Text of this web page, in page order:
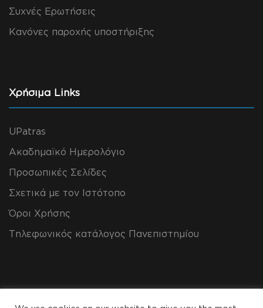
Συχνές Ερωτήσεις
Κανόνες παροχής υποστήριξης
Χρήσιμα Links
UPatras
Ακαδημαϊκό Ημερολόγιο
Προσωπικές Σελίδες
Σχετικά με τον Ιστότοπο
Όροι Χρήσης
Τηλεφωνικός κατάλογος Πανεπιστημίου